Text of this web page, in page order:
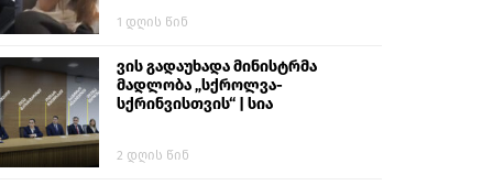
1 დღის წინ
ვის გადაუხადა მინისტრმა
მადლობა „სქროლვა-
სქრინვისთვის“ | სია
2 დღის წინ